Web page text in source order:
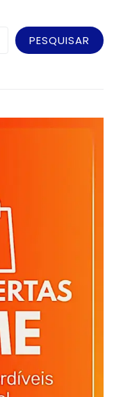
PESQUISAR